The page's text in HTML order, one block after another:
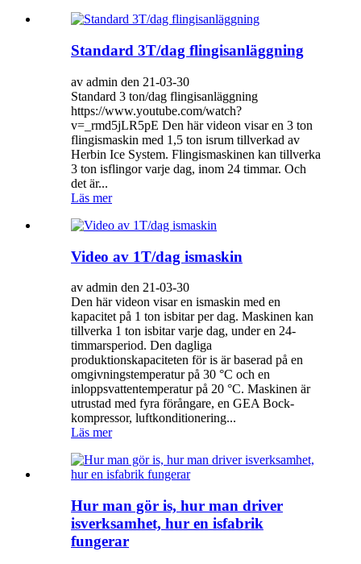
Standard 3T/dag flingisanläggning
av admin den 21-03-30
Standard 3 ton/dag flingisanläggning
https://www.youtube.com/watch?
v=_rmd5jLR5pE Den här videon visar en 3 ton
flingismaskin med 1,5 ton isrum tillverkad av
Herbin Ice System. Flingismaskinen kan tillverka
3 ton isflingor varje dag, inom 24 timmar. Och
det är...
Läs mer
Video av 1T/dag ismaskin
av admin den 21-03-30
Den här videon visar en ismaskin med en
kapacitet på 1 ton isbitar per dag. Maskinen kan
tillverka 1 ton isbitar varje dag, under en 24-
timmarsperiod. Den dagliga
produktionskapaciteten för is är baserad på en
omgivningstemperatur på 30 °C och en
inloppsvattentemperatur på 20 °C. Maskinen är
utrustad med fyra förångare, en GEA Bock-
kompressor, luftkonditionering...
Läs mer
Hur man gör is, hur man driver
isverksamhet, hur en isfabrik
fungerar